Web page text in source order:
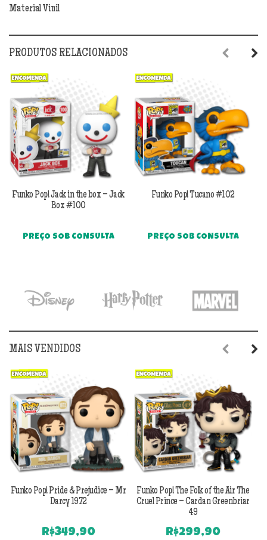
Material Vinil
PRODUTOS RELACIONADOS
Funko Pop! Jack in the box – Jack
Box #100
PREÇO SOB CONSULTA
Funko Pop! Tucano #102
PREÇO SOB CONSULTA
MAIS VENDIDOS
Funko Pop! Pride & Prejudice – Mr
Darcy 1972
R$349,90
Funko Pop! The Folk of the Air The
Cruel Prince – Cardan Greenbriar
49
R$299,90